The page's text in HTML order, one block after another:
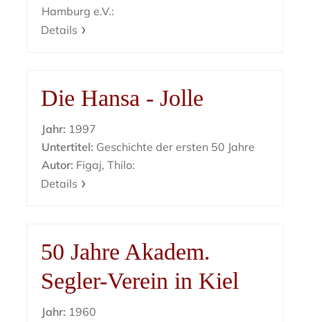
Hamburg e.V.:
Details
Die Hansa - Jolle
Jahr: 1997
Untertitel: Geschichte der ersten 50 Jahre
Autor: Figaj, Thilo:
Details
50 Jahre Akadem.
Segler-Verein in Kiel
Jahr: 1960